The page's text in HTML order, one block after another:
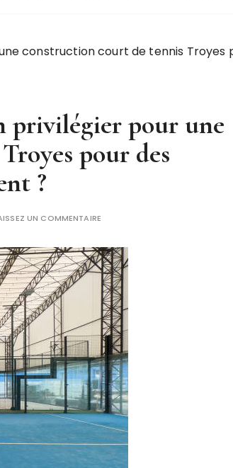
construction court de tennis Troyes
pour une
pour des
?
UN COMMENTAIRE